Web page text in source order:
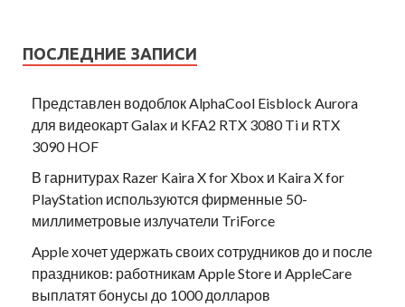
ПОСЛЕДНИЕ ЗАПИСИ
Представлен водоблок AlphaCool Eisblock Aurora
для видеокарт Galax и KFA2 RTX 3080 Ti и RTX
3090 HOF
В гарнитурах Razer Kaira X for Xbox и Kaira X for
PlayStation используются фирменные 50-
миллиметровые излучатели TriForce
Apple хочет удержать своих сотрудников до и после
праздников: работникам Apple Store и AppleCare
выплатят бонусы до 1000 долларов